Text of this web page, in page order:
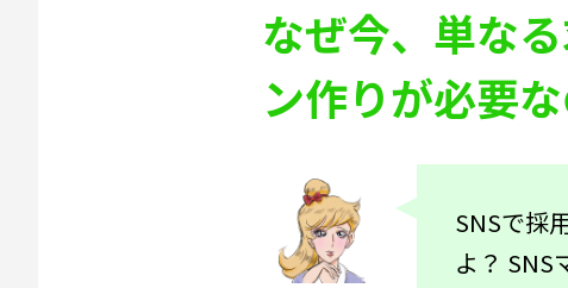
なぜ今、単な
ン作りが必要
SNSで採
よ？ SNS